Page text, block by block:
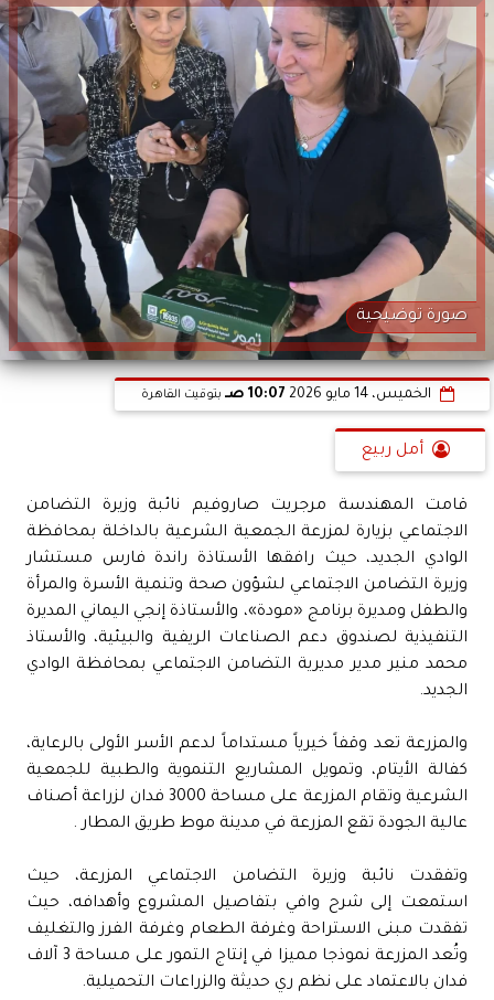
صورة توضيحية
الخميس، 14 مايو 2026 10:07 صـ بتوقيت القاهرة
أمل ربيع
قامت المهندسة مرجريت صاروفيم نائبة وزيرة التضامن
الاجتماعي بزيارة لمزرعة الجمعية الشرعية بالداخلة بمحافظة
الوادي الجديد، حيث رافقها الأستاذة راندة فارس مستشار
وزيرة التضامن الاجتماعي لشؤون صحة وتنمية الأسرة والمرأة
والطفل ومديرة برنامج «مودة»، والأستاذة إنجي اليماني المديرة
التنفيذية لصندوق دعم الصناعات الريفية والبيئية، والأستاذ
محمد منير مدير مديرية التضامن الاجتماعي بمحافظة الوادي
الجديد.
والمزرعة تعد وقفاً خيرياً مستداماً لدعم الأسر الأولى بالرعاية،
كفالة الأيتام، وتمويل المشاريع التنموية والطبية للجمعية
الشرعية وتقام المزرعة على مساحة 3000 فدان لزراعة أصناف
عالية الجودة تقع المزرعة في مدينة موط طريق المطار .
وتفقدت نائبة وزيرة التضامن الاجتماعي المزرعة، حيث
استمعت إلى شرح وافي بتفاصيل المشروع وأهدافه، حيث
تفقدت مبنى الاستراحة وغرفة الطعام وغرفة الفرز والتغليف
وتُعد المزرعة نموذجا مميزا في إنتاج التمور على مساحة 3 آلاف
فدان بالاعتماد على نظم ري حديثة والزراعات التحميلية.